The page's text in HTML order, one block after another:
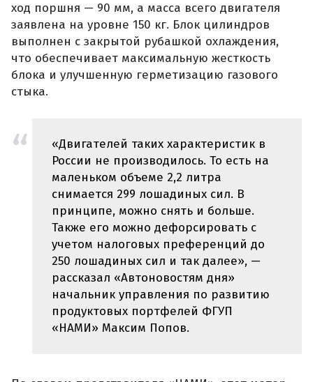
ход поршня — 90 мм, а масса всего двигателя
заявлена на уровне 150 кг. Блок цилиндров
выполнен с закрытой рубашкой охлаждения,
что обеспечивает максимальную жесткость
блока и улучшенную герметизацию газового
стыка.
«Двигателей таких характеристик в
России не производилось. То есть на
маленьком объеме 2,2 литра
снимается 299 лошадиных сил. В
принципе, можно снять и больше.
Также его можно дефорсировать с
учетом налоговых преференций до
250 лошадиных сил и так далее», —
рассказал «Автоновостям дня»
начальник управления по развитию
продуктовых портфелей ФГУП
«НАМИ» Максим Попов.